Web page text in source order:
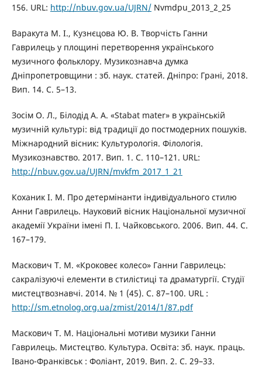
156. URL: http://nbuv.gov.ua/UJRN/Nvmdpu_2013_2_25
Варакута М. І., Кузнєцова Ю. В. Творчість Ганни
Гаврилець у площині перетворення українського
музичного фольклору. Музикознавча думка
Дніпропетровщини : зб. наук. статей. Дніпро: Грані, 2018.
Вип. 14. С. 5–13.
Зосім О. Л., Білодід А. А. «Stabat mater» в українській
музичній культурі: від традиції до постмодерних пошуків.
Міжнародний вісник: Культурологія. Філологія.
Музикознавство. 2017. Вип. 1. С. 110–121. URL:
http://nbuv.gov.ua/UJRN/mvkfm_2017_1_21
Коханик І. М. Про детермінанти індивідуального стилю
Анни Гаврилець. Науковий вісник Національної музичної
академії України імені П. І. Чайковського. 2006. Вип. 44. С.
167–179.
Маскович Т. М. «Кроковеє колесо» Ганни Гаврилець:
сакралізуючі елементи в стилістиці та драматургії. Студії
мистецтвознавчі. 2014. № 1 (45). С. 87–100. URL :
http://sm.etnolog.org.ua/zmist/2014/1/87.pdf
Маскович Т. М. Національні мотиви музики Ганни
Гаврилець. Мистецтво. Культура. Освіта: зб. наук. праць.
Івано-Франківськ : Фоліант, 2019. Вип. 2. С. 29–33.